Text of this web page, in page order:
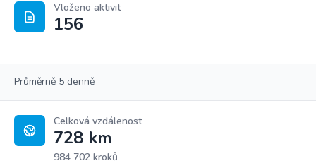
Vloženo aktivit
156
Průměrně 5 denně
Celková vzdálenost
728 km
984 702 kroků